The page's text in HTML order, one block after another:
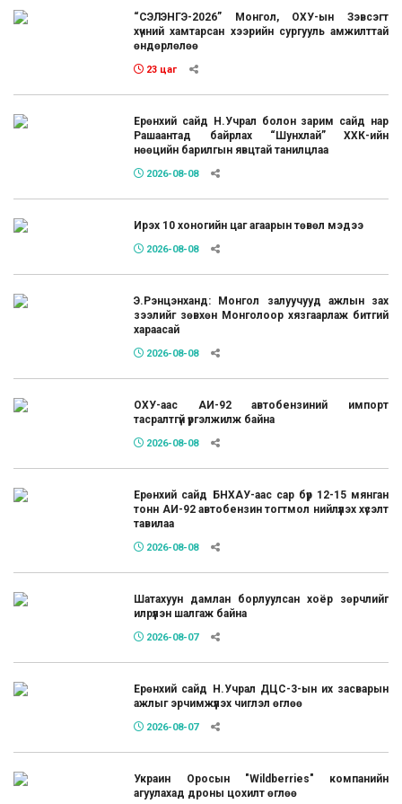
“СЭЛЭНГЭ-2026” Монгол, ОХУ-ын Зэвсэгт
хүчний хамтарсан хээрийн сургууль амжилттай
өндөрлөлөө
23 цаг
Ерөнхий сайд Н.Учрал болон зарим сайд нар
Рашаантад байрлах “Шунхлай” ХХК-ийн
нөөцийн барилгын явцтай танилцлаа
2026-08-08
Ирэх 10 хоногийн цаг агаарын төвөл мэдээ
2026-08-08
Э.Рэнцэнханд: Монгол залуучууд ажлын зах
зээлийг зөвхөн Монголоор хязгаарлаж битгий
хараасай
2026-08-08
ОХУ-аас АИ-92 автобензиний импорт
тасралтгүй үргэлжилж байна
2026-08-08
Ерөнхий сайд БНХАУ-аас сар бүр 12-15 мянган
тонн АИ-92 автобензин тогтмол нийлүүлэх хүсэлт
тавилаа
2026-08-08
Шатахуун дамлан борлуулсан хоёр зөрчлийг
илрүүлэн шалгаж байна
2026-08-07
Ерөнхий сайд Н.Учрал ДЦС-3-ын их засварын
ажлыг эрчимжүүлэх чиглэл өглөө
2026-08-07
Украин Оросын "Wildberries" компанийн
агуулахад дроны цохилт өглөө